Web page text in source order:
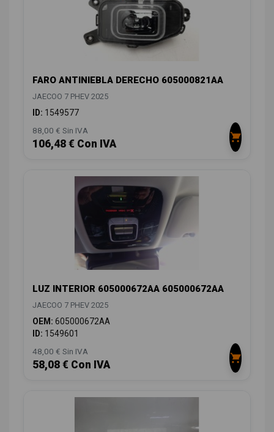
FARO ANTINIEBLA DERECHO 605000821AA
JAECOO 7 PHEV 2025
ID: 1549577
88,00 € Sin IVA
106,48 € Con IVA
LUZ INTERIOR 605000672AA 605000672AA
JAECOO 7 PHEV 2025
OEM: 605000672AA
ID: 1549601
48,00 € Sin IVA
58,08 € Con IVA